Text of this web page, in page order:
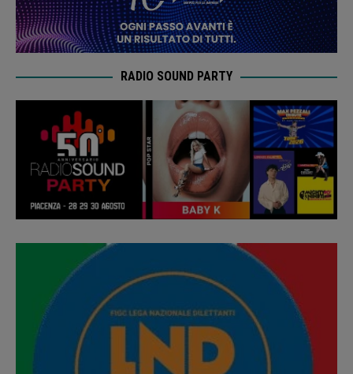
RADIO SOUND PARTY